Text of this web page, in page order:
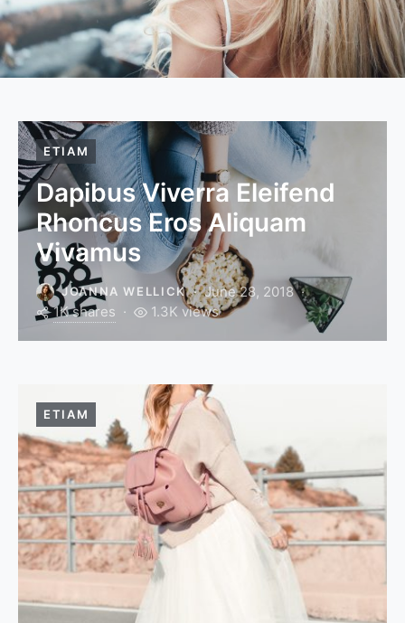
ETIAM
Dapibus Viverra Eleifend
Rhoncus Eros Aliquam
Vivamus
JOANNA WELLICK
June 28, 2018
1K shares
1.3K views
ETIAM